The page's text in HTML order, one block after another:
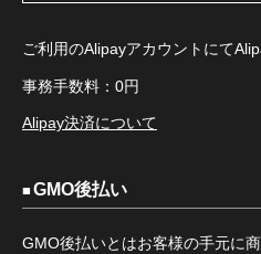
ご利用のAlipayアカウントにて
事務手数料：0円
Alipay決済について
GMO後払い
GMO後払いとはお客様の手元に